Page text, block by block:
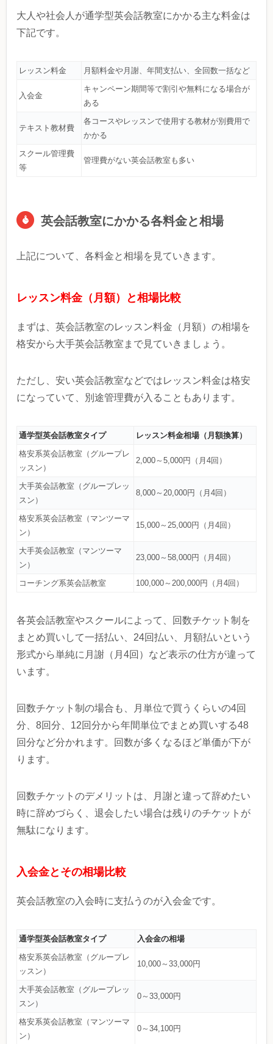
大人や社会人が通学型英会話教室にかかる主な料金は
下記です。
レッスン料金 月額料金や月謝、年間支払い、全回数一括など
入会金
キャンペーン期間等で割引や無料になる場合が
ある
テキスト教材費
各コースやレッスンで使用する教材が別費用で
かかる
スクール管理費
等
管理費がない英会話教室も多い
英会話教室にかかる各料金と相場
上記について、各料金と相場を見ていきます。
レッスン料金（月額）と相場比較
まずは、英会話教室のレッスン料金（月額）の相場を
格安から大手英会話教室まで見ていきましょう。
ただし、安い英会話教室などではレッスン料金は格安
になっていて、別途管理費が入ることもあります。
通学型英会話教室タイプ レッスン料金相場（月額換算）
格安系英会話教室（グループレ
ッスン）
2,000～5,000円（月4回）
大手英会話教室（グループレッ
スン）
8,000～20,000円（月4回）
格安系英会話教室（マンツーマ
ン）
15,000～25,000円（月4回）
大手英会話教室（マンツーマ
ン）
23,000～58,000円（月4回）
コーチング系英会話教室 100,000～200,000円（月4回）
各英会話教室やスクールによって、回数チケット制を
まとめ買いして一括払い、24回払い、月額払いという
形式から単純に月謝（月4回）など表示の仕方が違って
います。
回数チケット制の場合も、月単位で買うくらいの4回
分、8回分、12回分から年間単位でまとめ買いする48
回分など分かれます。回数が多くなるほど単価が下が
ります。
回数チケットのデメリットは、月謝と違って辞めたい
時に辞めづらく、退会したい場合は残りのチケットが
無駄になります。
入会金とその相場比較
英会話教室の入会時に支払うのが入会金です。
通学型英会話教室タイプ 入会金の相場
格安系英会話教室（グループレ
ッスン）
10,000～33,000円
大手英会話教室（グループレッ
スン）
0～33,000円
格安系英会話教室（マンツーマ
ン）
0～34,100円